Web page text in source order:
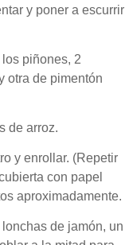
y poner a escurrir
piñones, 2
otra de pimentón
de arroz.
y enrollar. (Repetir
con papel
aproximadamente.
de jamón, un